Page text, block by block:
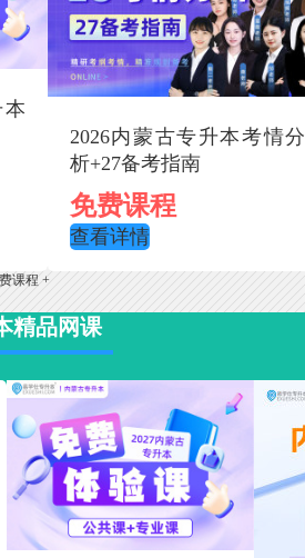
2026内蒙古专升本考情分
析+27备考指南
免费课程
查看详情
课程 +
精品网课